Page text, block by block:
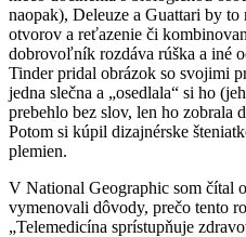
naopak), Deleuze a Guattari by
otvorov a reťazenie či
dobrovoľník rozdáva rúška a iné
Tinder pridal obrázok so svojimi
jedna slečna a „osedlala“ si ho
prebehlo bez slov, len ho zobrala
Potom si kúpil dizajnérske
plemien.
V National Geographic som čítal
vymenovali dôvody, prečo tento
„Telemedicína sprístupňuje